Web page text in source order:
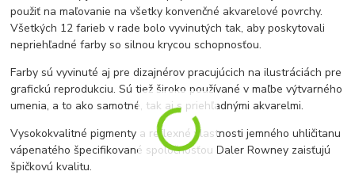
použiť na maľovanie na všetky konvenčné akvarelové povrchy.
Všetkých 12 farieb v rade bolo vyvinutých tak, aby poskytovali
nepriehľadné farby so silnou krycou schopnosťou.
Farby sú vyvinuté aj pre dizajnérov pracujúcich na ilustráciách pre
grafickú reprodukciu. Sú tiež široko používané v maľbe výtvarného
umenia, a to ako samotné, tak aj s priehľadnými akvarelmi.
Vysokokvalitné pigmenty a reflexné vlastnosti jemného uhličitanu
vápenatého špecifikované spoločnosťou Daler Rowney zaisťujú
špičkovú kvalitu.